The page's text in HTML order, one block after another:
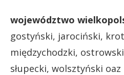
województwo
gostyński, jarociński,
międzychodzki,
słupecki, wolsztyński oaz